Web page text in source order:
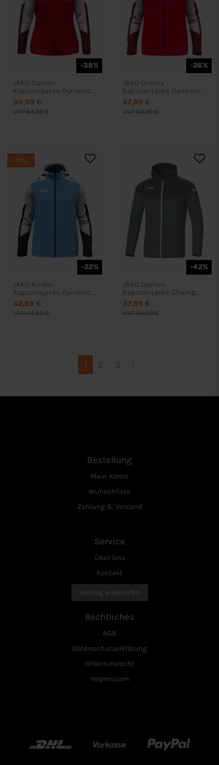
-38%
JAKO Damen
Kapuzenjacke Dynamic -
6870D
UVP 64,99 €
39,99 €
-26%
JAKO Unisex
Kapuzenjacke Dynamic -
6870
UVP 64,99 €
47,99 €
-22%
NEU
JAKO Kinder
Kapuzenjacke Dynamic -
6870
UVP 54,99 €
42,99 €
-42%
JAKO Damen
Kapuzenjacke Champ
2.0
UVP 64,99 €
37,99 €
1 2 3
Bestellung
Mein Konto
Wunschliste
Zahlung & Versand
Service
Über Uns
Kontakt
Vertrag widerrufen
Rechtliches
AGB
Datenschutzerklärung
Widerrufsrecht
Impressum
DHL Vorkasse Paypal